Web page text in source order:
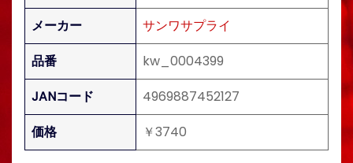
メーカー
サンワサプライ
品番
kw_0004399
JANコード
4969887452127
価格
￥3740